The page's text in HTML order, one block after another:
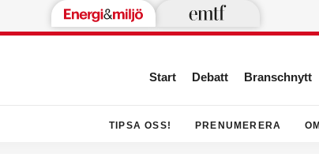
Start Debatt Branschnytt
TIPSA OSS! PRENUMERERA